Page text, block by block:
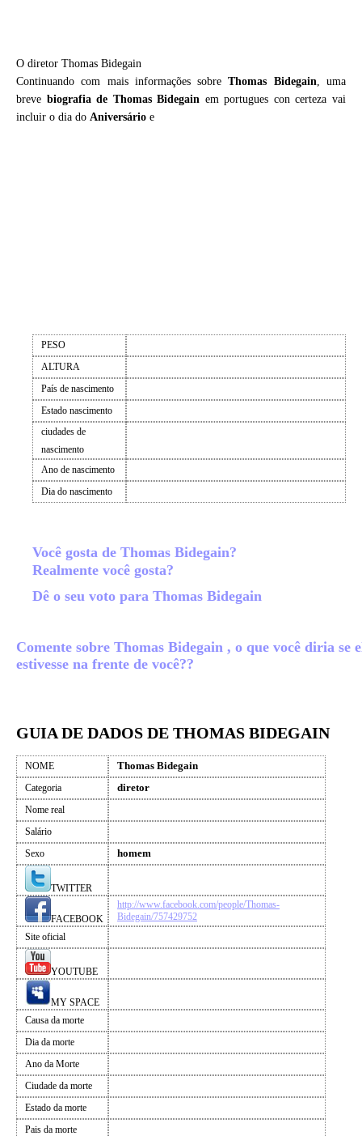
O diretor Thomas Bidegain
Continuando com mais informações sobreThomas Bidegain, uma
breve biografia de Thomas Bidegain em portugues con certeza vai
incluir o dia do Aniversário e
PESO
ALTURA
País de nascimento
Estado nascimento
ciudades de
nascimento
Ano de nascimento
Dia do nascimento
Você gosta de Thomas Bidegain?
Realmente você gosta?
Dê o seu voto para Thomas Bidegain
Comente sobre Thomas Bidegain , o que você diria se
estivesse na frente de você??
GUIA DE DADOS DE THOMAS BIDEGAIN
NOME Thomas Bidegain
Categoria diretor
Nome real
Salário
Sexo
homem
TWITTER
FACEBOOK
http://www.facebook.com/people/Thomas-
Bidegain/757429752
Site oficial
YOUTUBE
MY SPACE
Causa da morte
Dia da morte
Ano da Morte
Ciudade da morte
Estado da morte
Pais da morte